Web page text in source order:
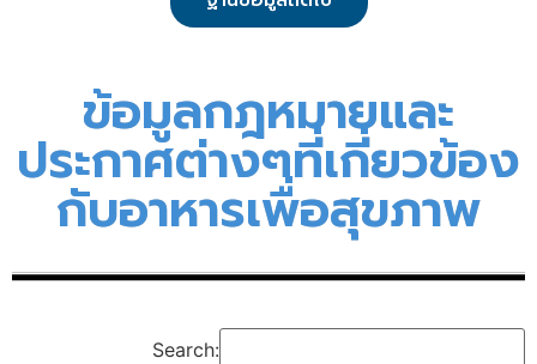
ข้อมูลกฎหมายและ
ประกาศต่างๆที่เกี่ยวข้อง
กับอาหารเพื่อสุขภาพ
Search: